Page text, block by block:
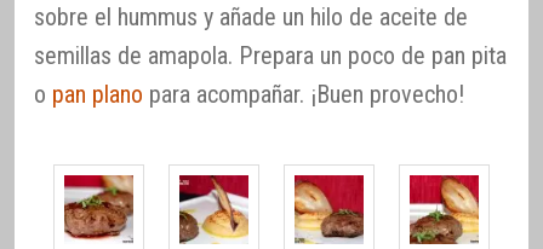
sobre el hummus y añade un hilo de aceite de
semillas de amapola. Prepara un poco de pan pita
o pan plano para acompañar. ¡Buen provecho!